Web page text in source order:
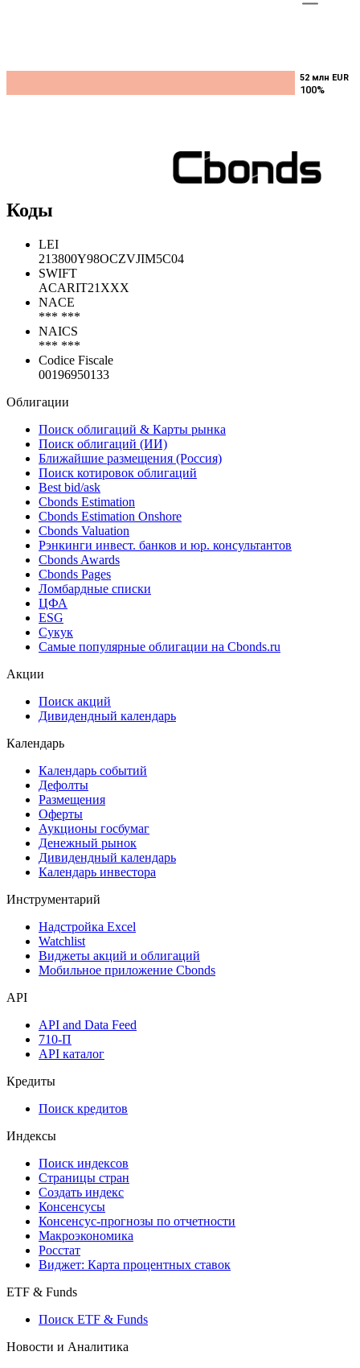
52 млн EUR
100%
52 млн EUR
100%
Коды
LEI
213800Y98OCZVJIM5C04
SWIFT
ACARIT21XXX
NACE
*** ***
NAICS
*** ***
Codice Fiscale
00196950133
Облигации
Поиск облигаций & Карты рынка
Поиск облигаций (ИИ)
Ближайшие размещения (Россия)
Поиск котировок облигаций
Best bid/ask
Cbonds Estimation
Cbonds Estimation Onshore
Cbonds Valuation
Рэнкинги инвест. банков и юр. консультантов
Cbonds Awards
Cbonds Pages
Ломбардные списки
ЦФА
ESG
Сукук
Самые популярные облигации на Cbonds.ru
Акции
Поиск акций
Дивидендный календарь
Календарь
Календарь событий
Дефолты
Размещения
Оферты
Аукционы госбумаг
Денежный рынок
Дивидендный календарь
Календарь инвестора
Инструментарий
Надстройка Excel
Watchlist
Виджеты акций и облигаций
Мобильное приложение Cbonds
API
API and Data Feed
710-П
API каталог
Кредиты
Поиск кредитов
Индексы
Поиск индексов
Страницы стран
Создать индекс
Консенсусы
Консенсус-прогнозы по отчетности
Макроэкономика
Росстат
Виджет: Карта процентных ставок
ETF & Funds
Поиск ETF & Funds
Новости и Аналитика